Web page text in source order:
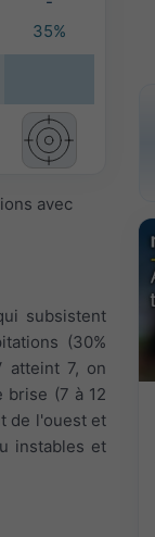
35%
avec
subsistent
(30%
atteint 7, on
brise (7 à 12
de l'ouest et
instables et